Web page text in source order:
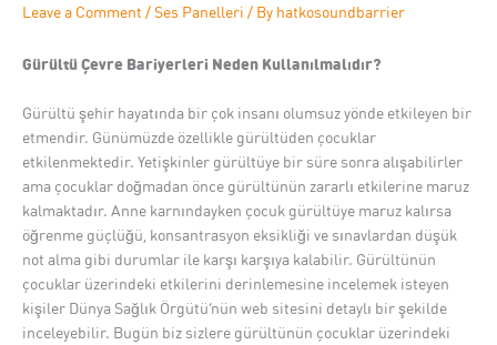
Leave a Comment /Ses Panelleri / By hatkosoundbarrier
Gürültü Çevre Bariyerleri Neden Kullanılmalıdır?
Gürültü şehir hayatında bir çok insanı olumsuz yönde etkileyen bir
etmendir. Günümüzde özellikle gürültüden çocuklar
etkilenmektedir. Yetişkinler gürültüye bir süre sonra alışabilirler
ama çocuklar doğmadan önce gürültünün zararlı etkilerine maruz
kalmaktadır. Anne karnındayken çocuk gürültüye maruz kalırsa
öğrenme güçlüğü, konsantrasyon eksikliği ve sınavlardan düşük
not alma gibi durumlar ile karşı karşıya kalabilir. Gürültünün
çocuklar üzerindeki etkilerini derinlemesine incelemek isteyen
kişiler Dünya Sağlık Örgütü’nün web sitesini detaylı bir şekilde
inceleyebilir. Bugün biz sizlere gürültünün çocuklar üzerindeki